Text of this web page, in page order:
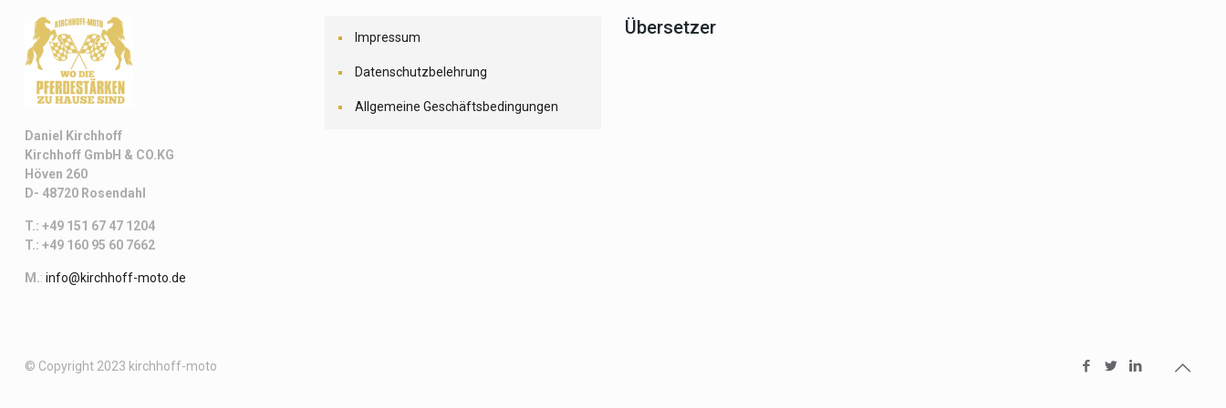
Daniel Kirchhoff
Kirchhoff GmbH & CO.KG
Höven 260
D- 48720 Rosendahl
T.: +49 151 67 47 1204
T.: +49 160 95 60 7662
M.: info@kirchhoff-moto.de
Impressum
Datenschutzbelehrung
Allgemeine Geschäftsbedingungen
Übersetzer
© Copyright 2023 kirchhoff-moto